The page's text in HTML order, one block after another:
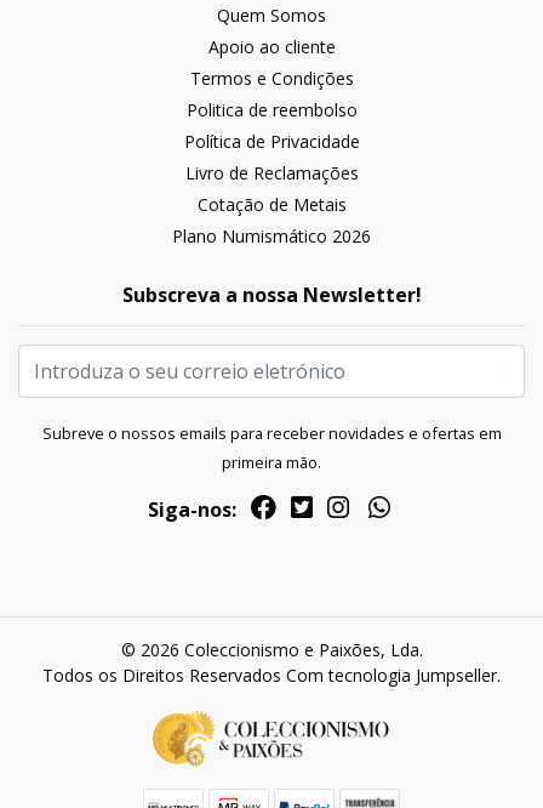
Quem Somos
Apoio ao cliente
Termos e Condições
Politica de reembolso
Política de Privacidade
Livro de Reclamações
Cotação de Metais
Plano Numismático 2026
Subscreva a nossa Newsletter!
Subreve o nossos emails para receber novidades e ofertas em
primeira mão.
Siga-nos:
© 2026 Coleccionismo e Paixões, Lda.
Todos os Direitos Reservados Com tecnologia Jumpseller.